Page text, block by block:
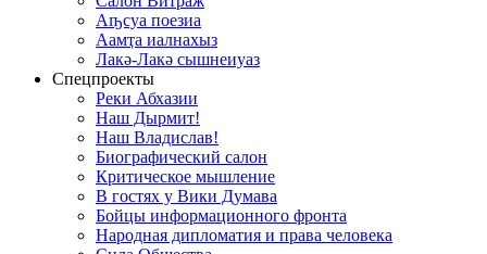
Аҧсуа поезиа
Аамҭа иалнахыз
Лакә-Лакә сышнеиуаз
Спецпроекты
Реки Абхазии
Наш Дырмит!
Наш Владислав!
Биографический салон
Критическое мышление
В гостях у Вики Думава
Бойцы информационного фронта
Народная дипломатия и права человека